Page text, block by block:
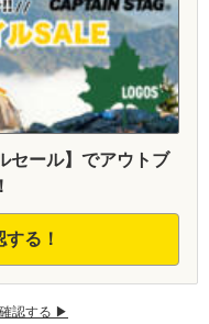
セール】でアウトブ
る！
認する ▶︎